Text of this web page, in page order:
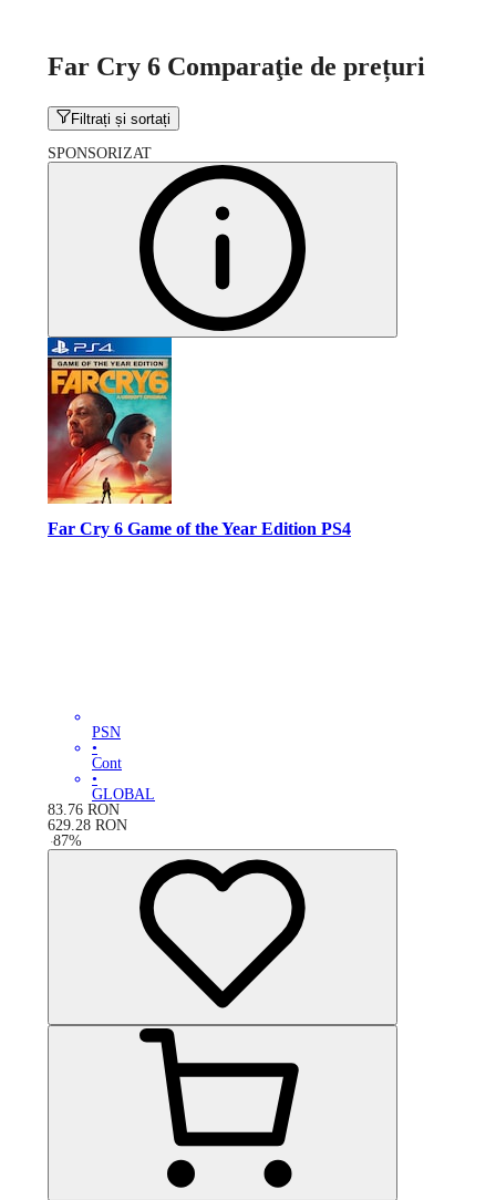
Far Cry 6 Comparaţie de prețuri
Filtrați și sortați
SPONSORIZAT
Far Cry 6 Game of the Year Edition PS4
PSN
•
Cont
•
GLOBAL
83.76 RON
629.28 RON
-87%